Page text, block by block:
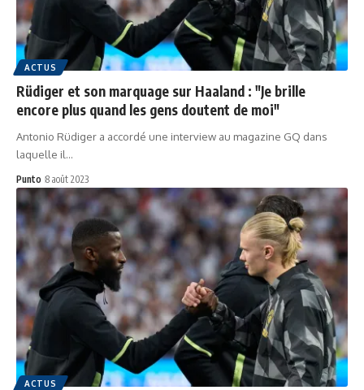
ACTUS
Rüdiger et son marquage sur Haaland : "Je brille
encore plus quand les gens doutent de moi"
Antonio Rüdiger a accordé une interview au magazine GQ dans
laquelle il…
Punto 8 août 2023
ACTUS